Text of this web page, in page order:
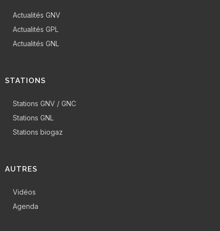
Actualités GNV
Actualités GPL
Actualités GNL
STATIONS
Stations GNV / GNC
Stations GNL
Stations biogaz
AUTRES
Vidéos
Agenda